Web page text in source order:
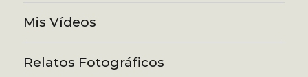
Mis Vídeos
Relatos Fotográficos